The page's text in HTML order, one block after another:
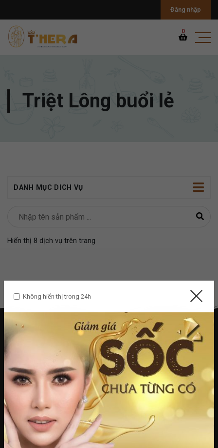
Đăng nhập
0
Triệt Lông buổi lẻ
DANH MỤC DICH VỤ
Hiển thị 8 dịch vụ trên trang
t.heraspa3@gmail.com
Không hiển thị trong 24h